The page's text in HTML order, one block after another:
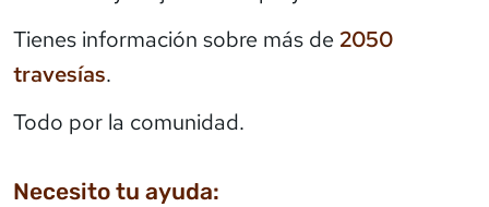
Tienes información sobre más de 2050
travesías.
Todo por la comunidad.
Necesito tu ayuda: